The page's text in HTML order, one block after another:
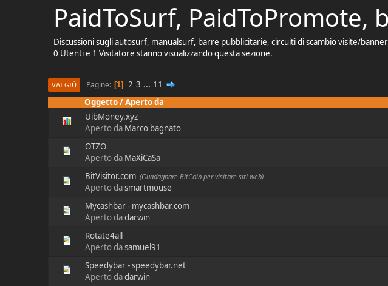
PaidToSurf,
Discussioni sugli autosurf, manualsurf, barre pubblicitarie, circuiti di scambio visite/
0 Utenti e 1 Visitatore stanno visualizzando questa sezione.
VAI GIÙ Pagine 1 2 3 ... 11
Oggetto/Aperto da
UibMoney.xyz
Aperto da Marco bagnato
OTZO
Aperto da MaXiCaSa
BitVisitor.com (Guadagnare BitCoin per visitare siti web)
Aperto dasmartmouse
Mycashbar - mycashbar.com
Aperto dadarwin
Rotate4all
Aperto dasamuel91
Speedybar - speedybar.net
Aperto dadarwin